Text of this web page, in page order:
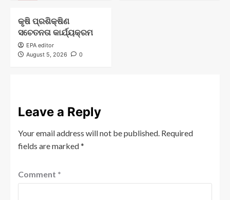
କୃଷି ପ୍ରଶିକ୍ଷିଣ
ସଚେତନତା କାର୍ଯ୍ୟକ୍ରମ
EPA editor
August 5, 2026
0
Leave a Reply
Your email address will not be published. Required
fields are marked*
Comment *